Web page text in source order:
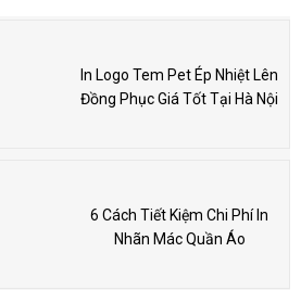
In Logo Tem Pet Ép Nhiệt Lên
Đồng Phục Giá Tốt Tại Hà Nội
6 Cách Tiết Kiệm Chi Phí In
Nhãn Mác Quần Áo